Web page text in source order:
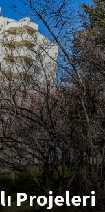
Projeleri